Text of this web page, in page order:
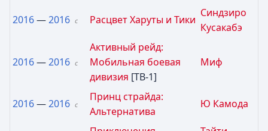
2016—2016 с Расцвет Харуты и Тики
Синдзиро
Кусакабэ
2016—2016 с
Активный рейд:
Мобильная боевая
дивизия [ТВ-1]
Миф
2016—2016 с
Принц страйда:
Альтернатива
Ю Камода